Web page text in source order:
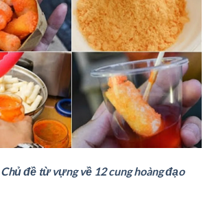
Chủ đề từ vựng về 12 cung hoàng đạo